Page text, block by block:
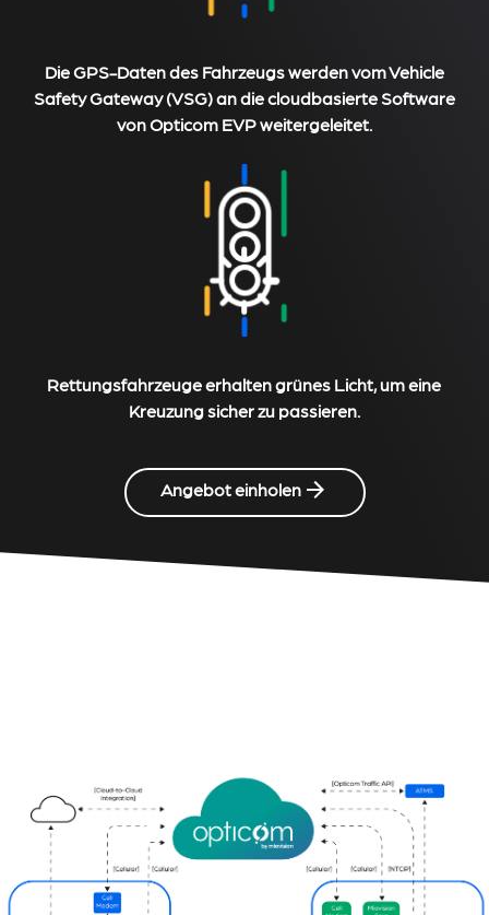
Die GPS-Daten des Fahrzeugs werden vom Vehicle
Safety Gateway (VSG) an die cloudbasierte Software
von Opticom EVP weitergeleitet.
Rettungsfahrzeuge erhalten grünes Licht, um eine
Kreuzung sicher zu passieren.
Angebot einholen